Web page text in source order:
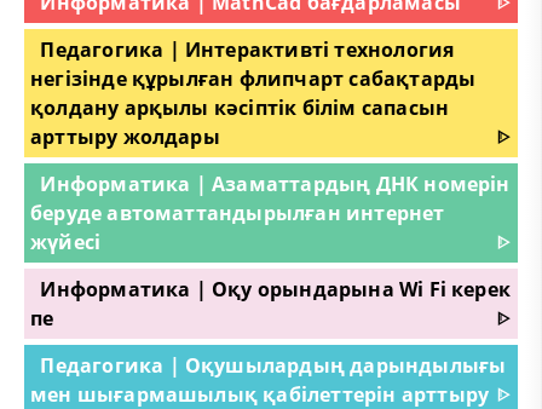
Педагогика | Интерактивті технология
негізінде құрылған флипчарт сабақтарды
қолдану арқылы кәсіптік білім сапасын
арттыру жолдары
ᐈ
Информатика | Азаматтардың ДНК номерін
беруде автоматтандырылған интернет
жүйесі
ᐈ
Информатика | Оқу орындарына Wi Fi керек
пе
ᐈ
Педагогика | Оқушылардың дарындылығы
мен шығармашылық қабілеттерін арттыру ᐈ